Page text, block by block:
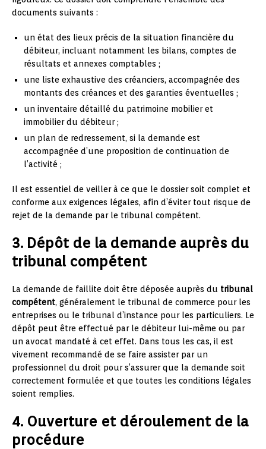
documents suivants :
un état des lieux précis de la situation financière du
débiteur, incluant notamment les bilans, comptes de
résultats et annexes comptables ;
une liste exhaustive des créanciers, accompagnée des
montants des créances et des garanties éventuelles ;
un inventaire détaillé du patrimoine mobilier et
immobilier du débiteur ;
un plan de redressement, si la demande est
accompagnée d’une proposition de continuation de
l’activité ;
Il est essentiel de veiller à ce que le dossier soit complet et
conforme aux exigences légales, afin d’éviter tout risque de
rejet de la demande par le tribunal compétent.
3. Dépôt de la demande auprès du
tribunal compétent
La demande de faillite doit être déposée auprès du tribunal
compétent, généralement le tribunal de commerce pour les
entreprises ou le tribunal d’instance pour les particuliers. Le
dépôt peut être effectué par le débiteur lui-même ou par
un avocat mandaté à cet effet. Dans tous les cas, il est
vivement recommandé de se faire assister par un
professionnel du droit pour s’assurer que la demande soit
correctement formulée et que toutes les conditions légales
soient remplies.
4. Ouverture et déroulement de la
procédure